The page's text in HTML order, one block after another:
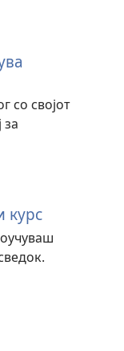
со својот
за
курс